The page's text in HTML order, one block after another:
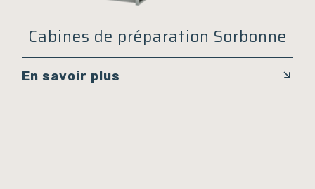
Cabines de préparation Sorbonne
En savoir plus